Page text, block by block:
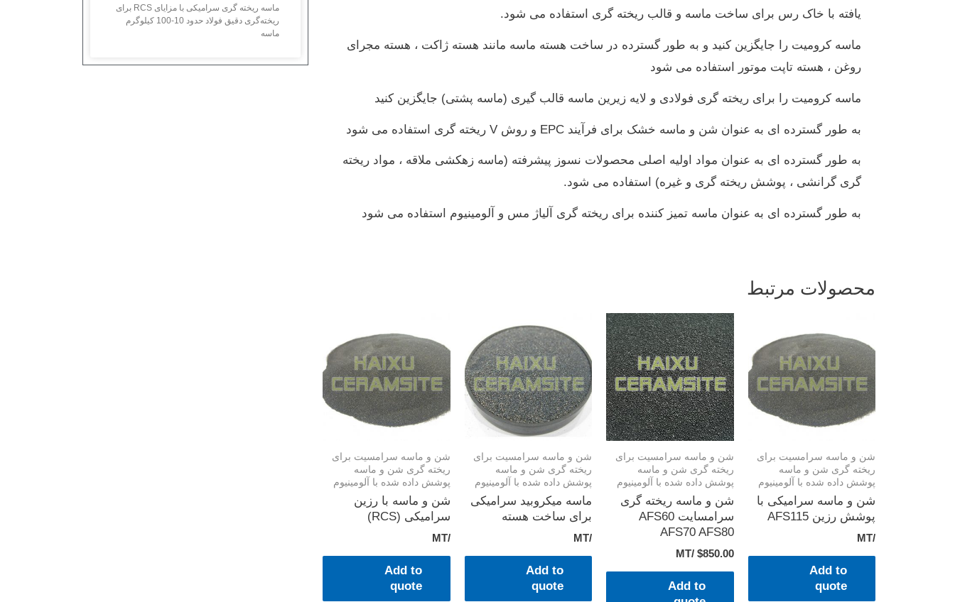
یافته با خاک رس برای ساخت ماسه و قالب ریخته گری استفاده می شود.
ماسه کرومیت را جایگزین کنید و به طور گسترده در ساخت هسته ماسه مانند هسته ژاکت ، هسته مجرای
روغن ، هسته تاپت موتور استفاده می شود
ماسه کرومیت را برای ریخته گری فولادی و لایه زیرین ماسه قالب گیری (ماسه پشتی) جایگزین کنید
به طور گسترده ای به عنوان شن و ماسه خشک برای فرآیند EPC و روش V ریخته گری استفاده می شود
به طور گسترده ای به عنوان مواد اولیه اصلی محصولات نسوز پیشرفته (ماسه زهکشی ملاقه ، مواد ریخته
گری گرانشی ، پوشش ریخته گری و غیره) استفاده می شود.
به طور گسترده ای به عنوان ماسه تمیز کننده برای ریخته گری آلیاژ مس و آلومینیوم استفاده می شود
محصولات مرتبط
شن و ماسه سرامسیت برای
ریخته گری شن و ماسه
پوشش داده شده با آلومینیوم
شن و ماسه سرامیکی با
پوشش رزین AFS115
/MT
Add to
quote
شن و ماسه سرامسیت برای
ریخته گری شن و ماسه
پوشش داده شده با آلومینیوم
شن و ماسه ریخته گری
سرامسایت AFS60
AFS70 AFS80
$850.00
/MT
Add to
شن و ماسه سرامسیت برای
ریخته گری شن و ماسه
پوشش داده شده با آلومینیوم
ماسه میکروبید سرامیکی
برای ساخت هسته
/MT
Add to
quote
شن و ماسه سرامسیت برای
ریخته گری شن و ماسه
پوشش داده شده با آلومینیوم
شن و ماسه با رزین
سرامیکی (RCS)
/MT
Add to
quote
ماسه ریخته گری سرامیکی با مزایای RCS برای
ریخته‌گری دقیق فولاد حدود 10-100 کیلوگرم
ماسه